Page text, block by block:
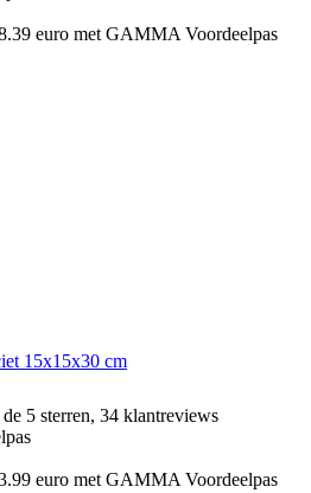
euro met GAMMA Voordeelpas
15x15x30 cm
5 sterren, 34 klantreviews
euro met GAMMA Voordeelpas